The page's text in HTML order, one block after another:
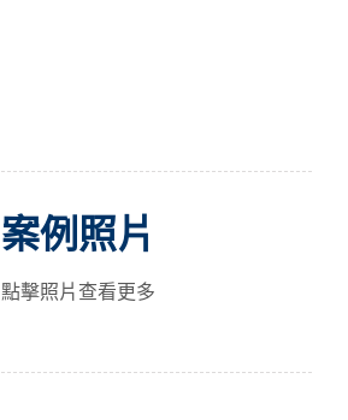
案例照片
點擊照片查看更多